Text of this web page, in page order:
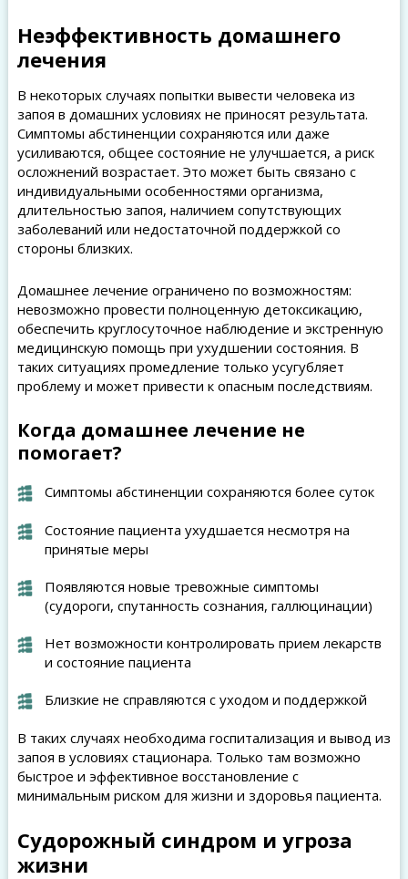
Неэффективность домашнего
лечения
В некоторых случаях попытки вывести человека из
запоя в домашних условиях не приносят результата.
Симптомы абстиненции сохраняются или даже
усиливаются, общее состояние не улучшается, а риск
осложнений возрастает. Это может быть связано с
индивидуальными особенностями организма,
длительностью запоя, наличием сопутствующих
заболеваний или недостаточной поддержкой со
стороны близких.
Домашнее лечение ограничено по возможностям:
невозможно провести полноценную детоксикацию,
обеспечить круглосуточное наблюдение и экстренную
медицинскую помощь при ухудшении состояния. В
таких ситуациях промедление только усугубляет
проблему и может привести к опасным последствиям.
Когда домашнее лечение не
помогает?
Симптомы абстиненции сохраняются более суток
Состояние пациента ухудшается несмотря на
принятые меры
Появляются новые тревожные симптомы
(судороги, спутанность сознания, галлюцинации)
Нет возможности контролировать прием лекарств
и состояние пациента
Близкие не справляются с уходом и поддержкой
В таких случаях необходима госпитализация и вывод из
запоя в условиях стационара. Только там возможно
быстрое и эффективное восстановление с
минимальным риском для жизни и здоровья пациента.
Судорожный синдром и угроза
жизни